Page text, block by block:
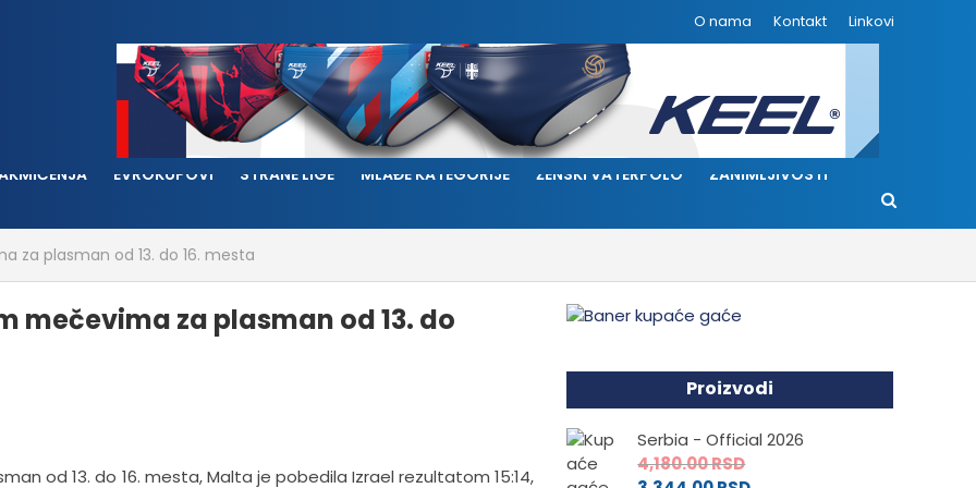
O nama Kontakt Linkovi
EVROKUPOVI STRANE LIGE MLAĐE KATEGORIJE ŽENSKI VATERPOLO ZANIMLJIVOSTI
za plasman od 13. do 16. mesta
mečevima za plasman od 13. do
od 13. do 16. mesta, Malta je pobedila Izrael rezultatom 15:14,
Proizvodi
Serbia - Official 2026
4,180.00RSD